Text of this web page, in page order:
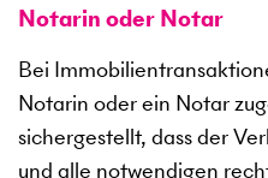
Notarin oder Notar
Bei
Notarin oder ein Notar
sichergestellt, dass der
und alle notwendigen